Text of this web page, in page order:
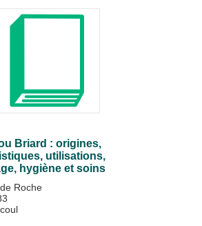
Briard : origines,
utilisations,
hygiène et soins
Roche